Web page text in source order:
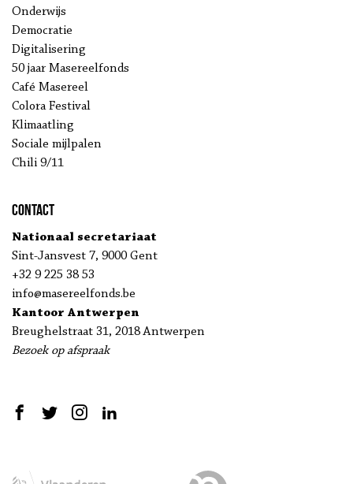
Onderwijs
Democratie
Digitalisering
50 jaar Masereelfonds
Café Masereel
Colora Festival
Klimaatling
Sociale mijlpalen
Chili 9/11
Contact
Nationaal secretariaat
Sint-Jansvest 7, 9000 Gent
+32 9 225 38 53
info@masereelfonds.be
Kantoor Antwerpen
Breughelstraat 31, 2018 Antwerpen
Bezoek op afspraak